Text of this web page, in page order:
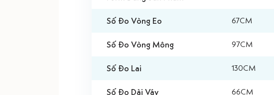
Số Đo Vòng Eo 67CM
Số Đo Vòng Mông 97CM
Số Đo Lai 130CM
Số Đo Dài Váy 66CM